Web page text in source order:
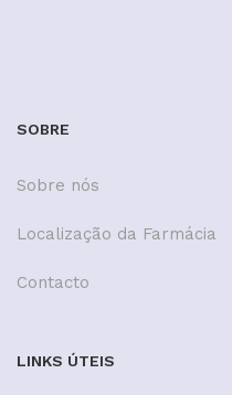
SOBRE
Sobre nós
Localização da Farmácia
Contacto
LINKS ÚTEIS